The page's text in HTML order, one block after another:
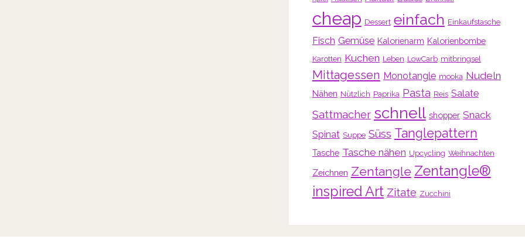
cheap Dessert einfach Einkaufstasche
Fisch Gemüse Kalorienarm Kalorienbombe
Karotten Kuchen Leben LowCarb mitbringsel
Mittagessen Monotangle mooka Nudeln
Nähen Nützlich Paprika Pasta Reis Salate
Sattmacher schnell shopper Snack
Spinat Suppe Süss Tanglepattern
Tasche Tasche nähen Upcycling Weihnachten
Zeichnen Zentangle Zentangle®
inspired Art Zitate Zucchini